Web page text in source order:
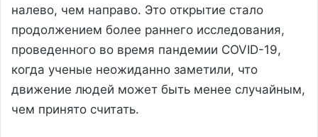
налево, чем направо. Это открытие стало
продолжением более раннего исследования,
проведенного во время пандемии COVID-19,
когда ученые неожиданно заметили, что
движение людей может быть менее случайным,
чем принято считать.